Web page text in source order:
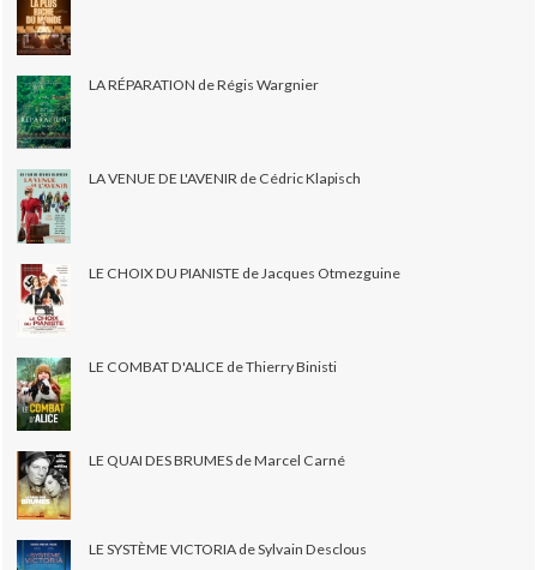
LA RÉPARATION de Régis Wargnier
LA VENUE DE L'AVENIR de Cédric Klapisch
LE CHOIX DU PIANISTE de Jacques Otmezguine
LE COMBAT D'ALICE de Thierry Binisti
LE QUAI DES BRUMES de Marcel Carné
LE SYSTÈME VICTORIA de Sylvain Desclous